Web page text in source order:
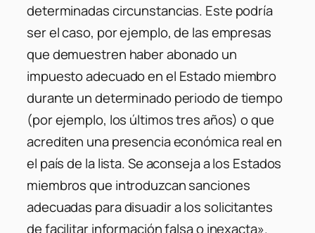
determinadas circunstancias. Este podría
ser el caso, por ejemplo, de las empresas
que demuestren haber abonado un
impuesto adecuado en el Estado miembro
durante un determinado periodo de tiempo
(por ejemplo, los últimos tres años) o que
acrediten una presencia económica real en
el país de la lista. Se aconseja a los Estados
miembros que introduzcan sanciones
adecuadas para disuadir a los solicitantes
de facilitar información falsa o inexacta».